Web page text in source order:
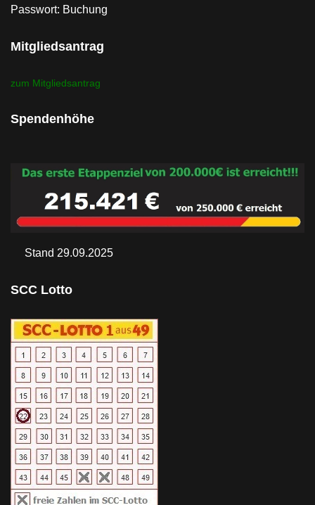
Passwort: Buchung
Mitgliedsantrag
zum Mitgliedsantrag
Spendenhöhe
Stand 29.09.2025
SCC Lotto